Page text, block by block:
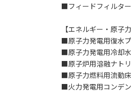
■フィードフィルター
【エネルギー・原子
■原子力発電用復
■原子力発電用
■原子炉用溶融ナト
■原子力燃料
■火力発電用コン